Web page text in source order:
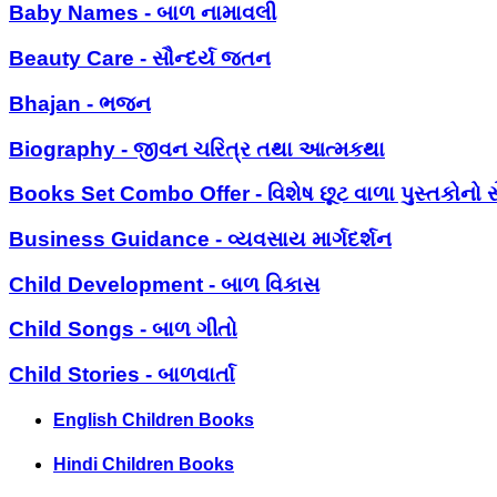
Baby Names - બાળ નામાવલી
Beauty Care - સૌન્દર્ય જતન
Bhajan - ભજન
Biography - જીવન ચરિત્ર તથા આત્મકથા
Books Set Combo Offer - વિશેષ છૂટ વાળા પુસ્તકોનો
Business Guidance - વ્યવસાય માર્ગદર્શન
Child Development - બાળ વિકાસ
Child Songs - બાળ ગીતો
Child Stories - બાળવાર્તા
English Children Books
Hindi Children Books